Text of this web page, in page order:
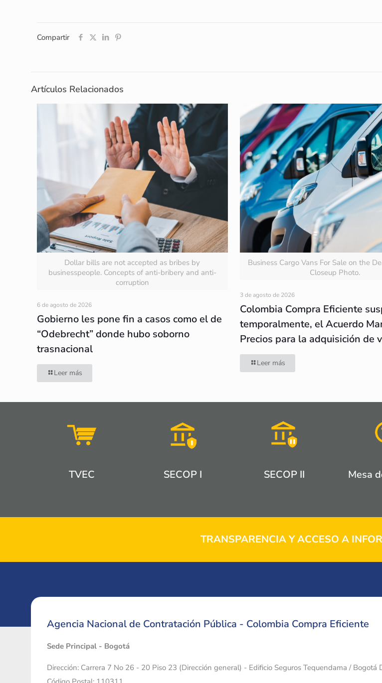
Compartir
Artículos Relacionados
Dollar bills are not accepted as bribes by
businesspeople. Concepts of anti-bribery and anti-
corruption
6 de agosto de 2026
Gobierno les pone fin a casos como el de
“Odebrecht” donde hubo soborno
trasnacional
Leer más
Business Cargo Vans For Sale on the
Closeup Photo.
3 de agosto de 2026
Colombia Compra Eficiente
temporalmente, el Acuerdo
Precios para la adquisición de
Leer más
TVEC SECOP I SECOP II Mesa
TRANSPARENCIA Y ACCESO A
Agencia Nacional de Contratación Pública - Colombia Compra Eficiente
Sede Principal - Bogotá
Dirección: Carrera 7 No 26 - 20 Piso 23 (Dirección general) - Edificio Seguros Tequendama / Bogotá